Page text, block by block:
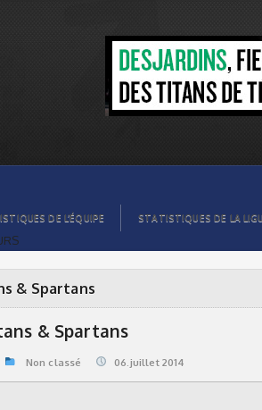
Titans de
DE L’ÉQUIPE STATISTIQUES DE LA
& Spartans
& Spartans
Non classé 06.juillet 2014